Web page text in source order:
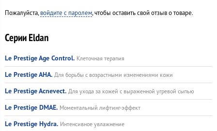
Пожалуйста, войдите с паролем, чтобы оставить свой отзыв о товаре.
Серии Eldan
Le Prestige Age Control. Клеточная терапия
Le Prestige AHA. Для борьбы с возрастными изменениями кожи
Le Prestige Acnevect. Для ухода за кожей с выраженной угревой сыпью
Le Prestige DMAE. Моментальный лифтинг-эффект
Le Prestige Hydra. Интенсивное увлажнение